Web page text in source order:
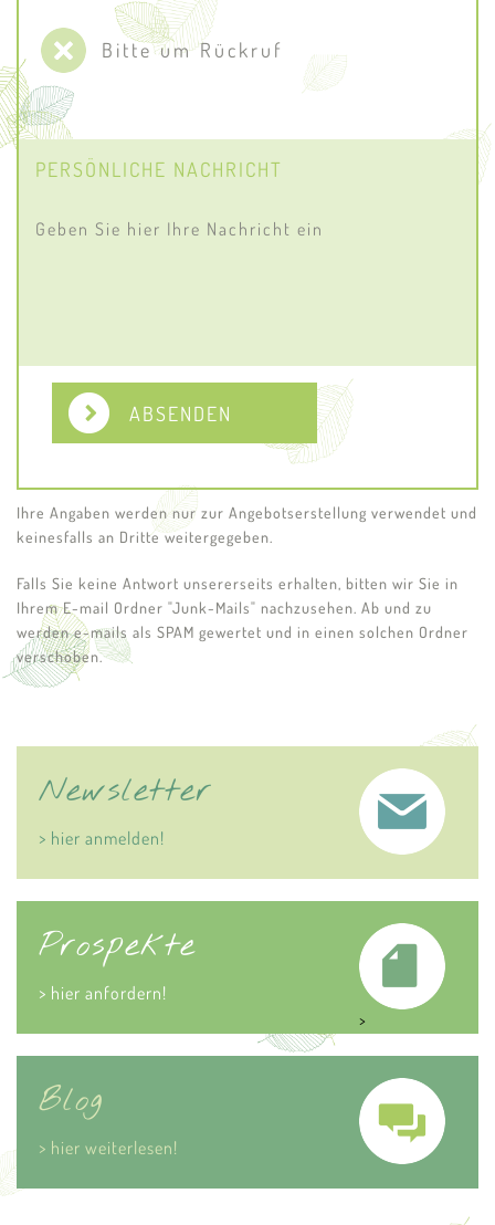
Bitte um Rückruf
PERSÖNLICHE NACHRICHT
ABSENDEN
Ihre Angaben werden nur zur Angebotserstellung verwendet und
keinesfalls an Dritte weitergegeben.
Falls Sie keine Antwort unsererseits erhalten, bitten wir Sie in
Ihrem E-mail Ordner "Junk-Mails" nachzusehen. Ab und zu
werden e-mails als SPAM gewertet und in einen solchen Ordner
verschoben.
Newsletter
> hier anmelden!
Prospekte
> hier anfordern!
>
Blog
> hier weiterlesen!